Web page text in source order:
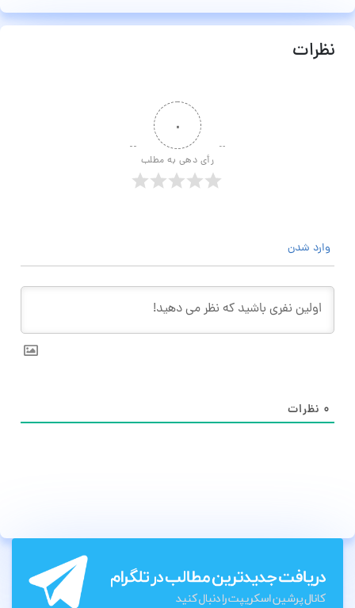
نظرات
رأی دهی به مطلب
وارد شدن
نظرات